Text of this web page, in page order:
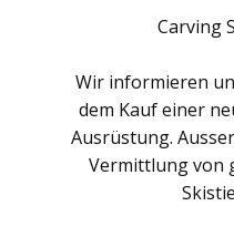
Carving
Wir informieren
dem Kauf einer
Ausrüstung.
Vermittlung von